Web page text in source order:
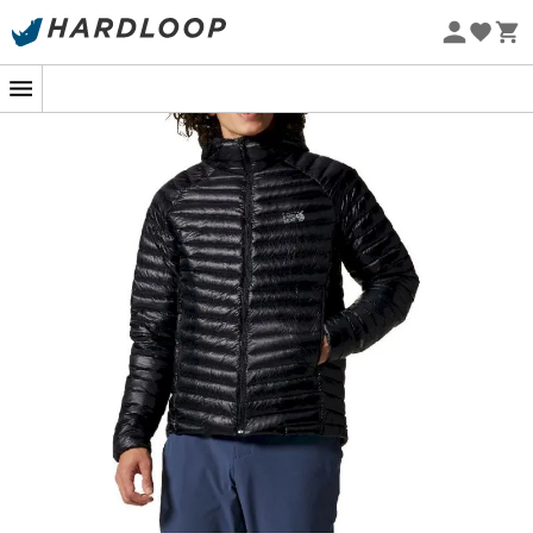
-5% Extra - Code Summer5
ultraleichte
MarkeMountain Hardwear, um sie als
oder als eigenständige
deinen winterlichenOutdoor-Aktivitäten
Ghost Whisperer/2 Hoodybietet eine sehr
leistungsfähigenatürliche Isolierungaus
Gänsedaunen, die RDS-zertifiziert ist, um dir eine extrem
Daunenjackemit nachvollziehbarer
Daunenherkunft zu bieten. Das sehr widerstandsfähige
Ripstop-Gewebe derGhost Whisperer/2 Hoody
zu 100% aus recycelten Materialien, damit du mit gutem
Gewissen in den
Bergenunterwegs sein kannst. Zudem
ist dieses Außenmaterial wasserabweisend behandelt,
um dich vor den Elementen zu schützen, während das
Verhältnis von 90% Daunen zu 10% Federn eine optimale
und gleichmäßige Wärmeverteilung sowie